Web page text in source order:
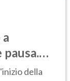
della